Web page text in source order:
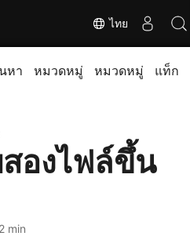
ไทย
หา หมวดหมู่ หมวดหมู่ แท็ก
สองไฟล์ขึ้น
min